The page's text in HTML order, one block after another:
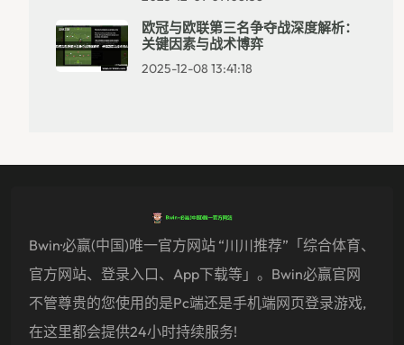
欧冠与欧联第三名争夺战深度解析：
关键因素与战术博弈
2025-12-08 13:41:18
Bwin·必赢(中国)唯一官方网站 “川川推荐”「综合体育、
官方网站、登录入口、app下载等」。Bwin必赢官网
不管尊贵的您使用的是pc端还是手机端网页登录游戏,
在这里都会提供24小时持续服务!